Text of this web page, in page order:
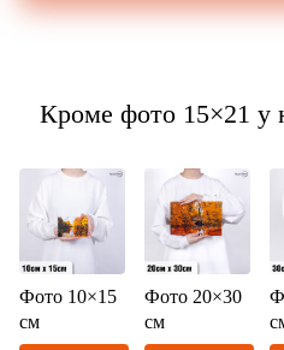
Кроме фото 15×21 у
Фото 10×15
см
Фото 20×30
см